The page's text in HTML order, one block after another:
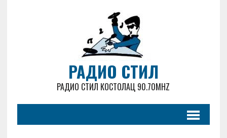
РАДИО СТИЛ
РАДИО СТИЛ КОСТОЛАЦ 90.70MHZ